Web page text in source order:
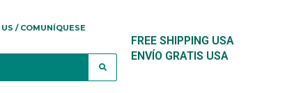
/ COMUNÍQUESE
FREE SHIPPING USA
ENVÍO GRATIS USA